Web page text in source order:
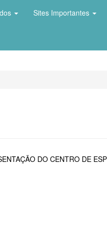
Sites Importantes
DO CENTRO DE